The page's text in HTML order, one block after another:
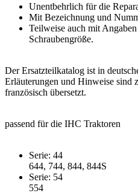
Unentbehrlich für die
Mit Bezeichnung und
Teilweise auch mit
Schraubengröße.
Der Ersatzteilkatalog ist in
Erläuterungen und Hinweise sind
französisch übersetzt.
passend für die IHC Traktoren
Serie: 44
644, 744, 844, 844S
Serie: 54
554